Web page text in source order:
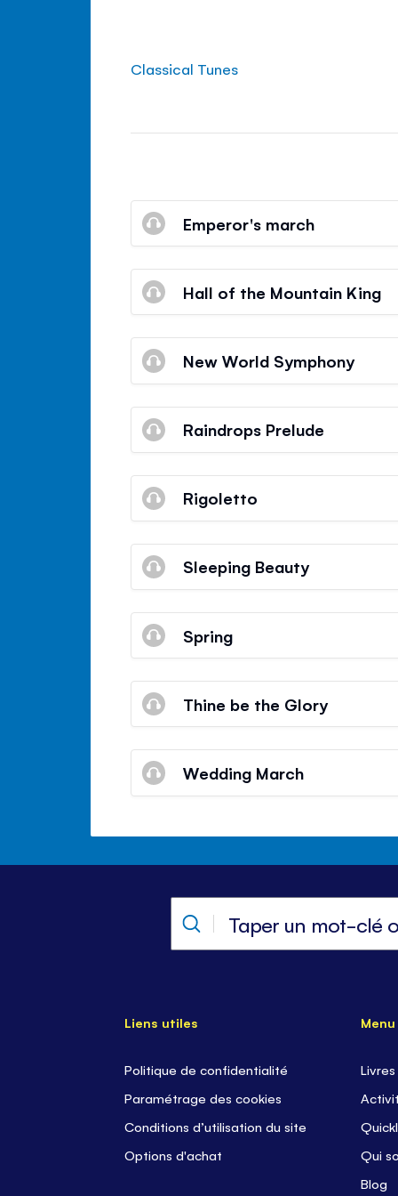
Classical Tunes
Emperor's march
Hall of the Mountain King
New World Symphony
Raindrops Prelude
Rigoletto
Sleeping Beauty
Spring
Thine be the Glory
Wedding March
Liens utiles
Politique de confidentialité
Paramétrage des cookies
Conditions d’utilisation du site
Options d'achat
Menu
Livres
Qui
Blog